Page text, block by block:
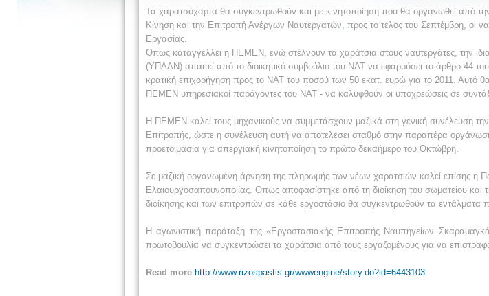
Τα χαρατσόχαρτα θα συγκεντρωθούν και με κινητοποίηση που θα οργανωθεί από
Κίνηση και την Επιτροπή Ανέργων Ναυτεργατών, προς το τέλος του Σεπτέμβρη, οι
Εργασίας.
Οπως καταγγέλλει η ΠΕΜΕΝ, ενώ στέλνουν τα χαράτσια στους ναυτεργάτες, την
(ΥΠΑΑΝ) απαιτεί από το διοικητικό συμβούλιο του ΝΑΤ να εφαρμόσει το άρθρο 44
κρατική επιχορήγηση προς το ΝΑΤ του ποσού των 50 εκατ. ευρώ για το 2011. Αυτό
ΠΕΜΕΝ υπηρεσιακοί παράγοντες του ΝΑΤ - να καλυφθούν οι υποχρεώσεις σε
Η ΠΕΜΕΝ καλεί τους μηχανικούς να συμμετάσχουν μαζικά στη γενική συνέλευση
Επιτροπής, ώστε η συνέλευση αυτή να αποτελέσει σταθμό στην παραπέρα
προετοιμασία για απεργιακή κινητοποίηση το πρώτο δεκαήμερο του Οκτώβρη.
Σε μαζική οργανωμένη άρνηση της πληρωμής των νέων χαρατσιών καλεί επίσης η
Ελαιουργοσαπουνοποιίας. Οπως αποφασίστηκε από τη διοίκηση του σωματείου και
διοίκησης και των επιτροπών σε κάθε εργοστάσιο θα συγκεντρωθούν τα
Η αγωνιστική παράταξη της «Εργοστασιακής Επιτροπής Ναυπηγείων
πρωτοβουλία να συγκεντρώσει τα χαράτσια από τους εργαζομένους για να
Read more http://www.rizospastis.gr/wwwengine/story.do?id=6443103